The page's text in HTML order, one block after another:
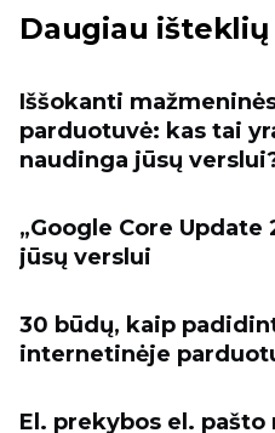
Daugiau išteklių
Iššokanti
parduotuvė: kas tai
naudinga jūsų
„Google Core
jūsų verslui
30 būdų, kaip
internetinėje
El. prekybos el.